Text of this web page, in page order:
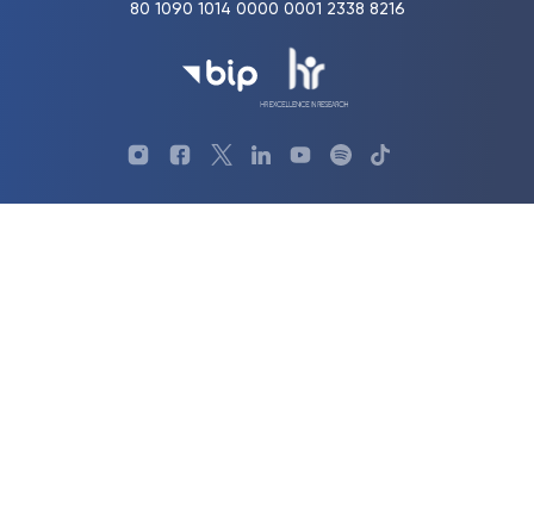
80 1090 1014 0000 0001 2338 8216
Profil Profil
ProfilProfil UKSWProfilTikTok